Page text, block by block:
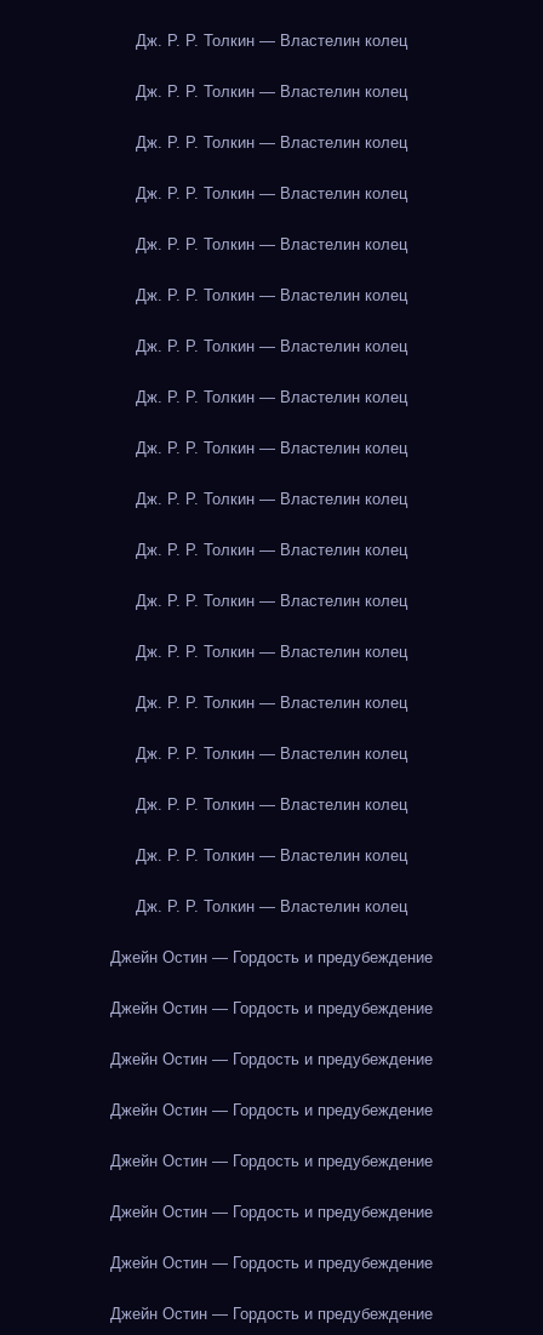
Дж. Р. Р. Толкин — Властелин колец
Дж. Р. Р. Толкин — Властелин колец
Дж. Р. Р. Толкин — Властелин колец
Дж. Р. Р. Толкин — Властелин колец
Дж. Р. Р. Толкин — Властелин колец
Дж. Р. Р. Толкин — Властелин колец
Дж. Р. Р. Толкин — Властелин колец
Дж. Р. Р. Толкин — Властелин колец
Дж. Р. Р. Толкин — Властелин колец
Дж. Р. Р. Толкин — Властелин колец
Дж. Р. Р. Толкин — Властелин колец
Дж. Р. Р. Толкин — Властелин колец
Дж. Р. Р. Толкин — Властелин колец
Дж. Р. Р. Толкин — Властелин колец
Дж. Р. Р. Толкин — Властелин колец
Дж. Р. Р. Толкин — Властелин колец
Дж. Р. Р. Толкин — Властелин колец
Дж. Р. Р. Толкин — Властелин колец
Джейн Остин — Гордость и предубеждение
Джейн Остин — Гордость и предубеждение
Джейн Остин — Гордость и предубеждение
Джейн Остин — Гордость и предубеждение
Джейн Остин — Гордость и предубеждение
Джейн Остин — Гордость и предубеждение
Джейн Остин — Гордость и предубеждение
Джейн Остин — Гордость и предубеждение